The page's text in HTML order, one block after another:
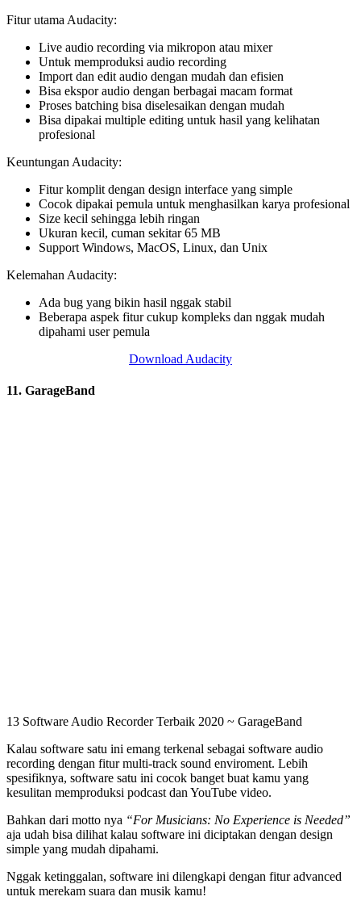
Fitur utama Audacity:
Live audio recording via mikropon atau mixer
Untuk memproduksi audio recording
Import dan edit audio dengan mudah dan efisien
Bisa ekspor audio dengan berbagai macam format
Proses batching bisa diselesaikan dengan mudah
Bisa dipakai multiple editing untuk hasil yang kelihatan
profesional
Keuntungan Audacity:
Fitur komplit dengan design interface yang simple
Cocok dipakai pemula untuk menghasilkan karya profesional
Size kecil sehingga lebih ringan
Ukuran kecil, cuman sekitar 65 MB
Support Windows, MacOS, Linux, dan Unix
Kelemahan Audacity:
Ada bug yang bikin hasil nggak stabil
Beberapa aspek fitur cukup kompleks dan nggak mudah
dipahami user pemula
Download Audacity
11. GarageBand
13 Software Audio Recorder Terbaik 2020 ~ GarageBand
Kalau software satu ini emang terkenal sebagai software audio
recording dengan fitur multi-track sound enviroment. Lebih
spesifiknya, software satu ini cocok banget buat kamu yang
kesulitan memproduksi podcast dan YouTube video.
Bahkan dari motto nya “For Musicians: No Experience is Needed”
aja udah bisa dilihat kalau software ini diciptakan dengan design
simple yang mudah dipahami.
Nggak ketinggalan, software ini dilengkapi dengan fitur advanced
untuk merekam suara dan musik kamu!